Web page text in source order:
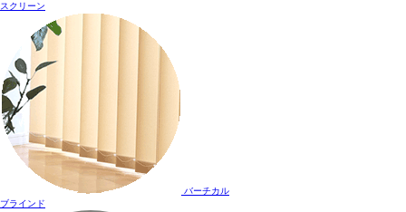
スクリーン
バーチカル
ブラインド